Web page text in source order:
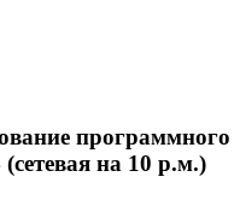
программного
на 10 р.м.)